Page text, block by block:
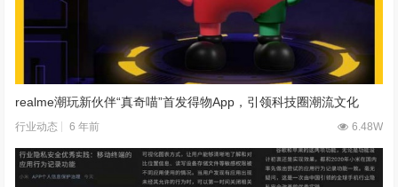
realme潮玩新伙伴“真奇喵”首发得物App，引领科技圈潮流文化
行业动态 6 年前 6.48W